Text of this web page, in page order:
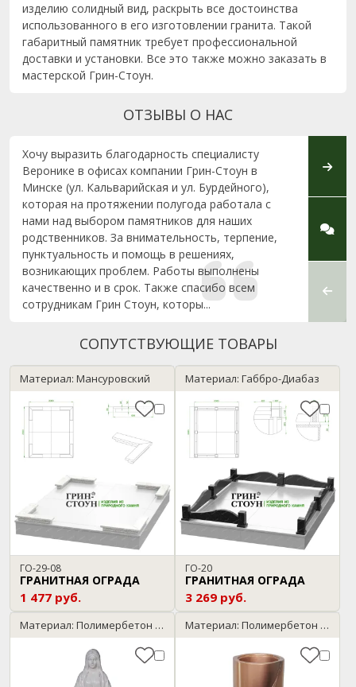
изделию солидный вид, раскрыть все достоинства
использованного в его изготовлении гранита. Такой
габаритный памятник требует профессиональной
доставки и установки. Все это также можно заказать в
мастерской Грин-Стоун.
ОТЗЫВЫ О НАС
Хочу выразить благодарность специалисту
Веронике в офисах компании Грин-Стоун в
Минске (ул. Кальварийская и ул. Бурдейного),
которая на протяжении полугода работала с
нами над выбором памятников для наших
родственников. За внимательность, терпение,
пунктуальность и помощь в решениях,
возникающих проблем. Работы выполнены
качественно и в срок. Также спасибо всем
сотрудникам Грин Стоун, которы...
моего
было
СОПУТСТВУЮЩИЕ ТОВАРЫ
Материал: Мансуровский
ГО-29-08
ГРАНИТНАЯ ОГРАДА
1 477 руб.
Материал: Габбро-Диабаз
ГО-20
ГРАНИТНАЯ ОГРАДА
3 269 руб.
Материал: Полимербетон / мрамор Материал: Полимербетон / бронза